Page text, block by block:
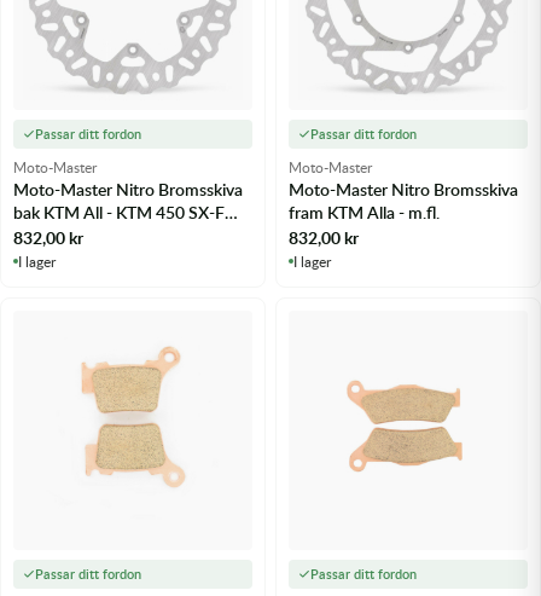
Passar ditt fordon
Moto-Master
Moto-Master Nitro Bromsskiva
bak KTM All - KTM 450 SX-F
03-25 m.fl.
832,00kr
I lager
Passar ditt fordon
Moto-Master
Moto-Master Nitro Bromsskiva
fram KTM Alla - m.fl.
832,00kr
I lager
Passar ditt fordon Passar ditt fordon